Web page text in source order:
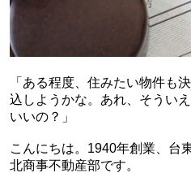
「ある程度、住みたい物件も
込しようかな。あれ、そうい
いいの？」
こんにちは。1940年創業、台
北商事不動産部です。